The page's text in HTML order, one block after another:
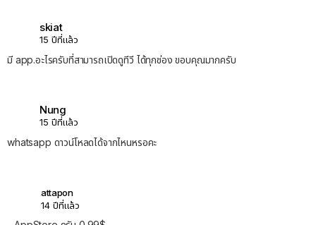
skiat
15 ปีที่แล้ว
มี app.อะไรครับที่สามารถเปิดดูทีวี ได้ทุกช่อง ขอบคุณมากครับ
Nung
15 ปีที่แล้ว
whatsapp ดาวน์โหลดได้จากไหนหรอคะ
attapon
14 ปีที่แล้ว